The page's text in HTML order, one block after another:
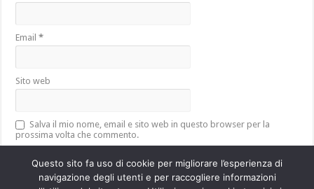
Email*
Sito web
Salva il mio nome, email e sito web in questo browser per la
prossima volta che commento.
Questo sito fa uso di cookie per migliorare l’esperienza di
navigazione degli utenti e per raccogliere informazioni